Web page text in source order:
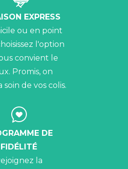
EXPRESS
ou en point
l'option
convient le
Promis, on
soin de vos colis.
DE
FIDÉLITÉ
la